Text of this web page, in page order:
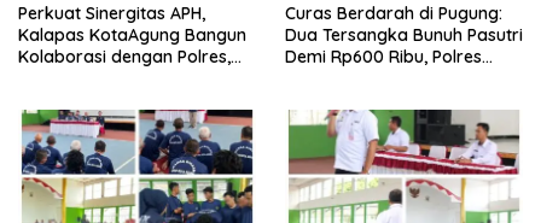
Perkuat Sinergitas APH,
Kalapas KotaAgung Bangun
Kolaborasi dengan Polres,
Lapas
Curas Berdarah di Pugung:
Dua Tersangka Bunuh Pasutri
Demi Rp600 Ribu, Polres